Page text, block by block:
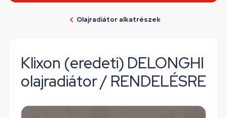
Olajradiátor alkatrészek
Klixon (eredeti) DELONGHI
olajradiátor / RENDELÉSRE